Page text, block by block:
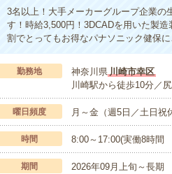
3名以上！大手メーカーグループ企業の
す！時給3,500円！3DCADを用いた製
割でとってもお得なパナソニック健保
勤務地 神奈川県 川崎市幸区
川崎駅から徒歩10分／
曜日頻度 月～金（週5日／土日祝
時間 8:00～17:00(実働8時間
期間 2026年09月上旬～長